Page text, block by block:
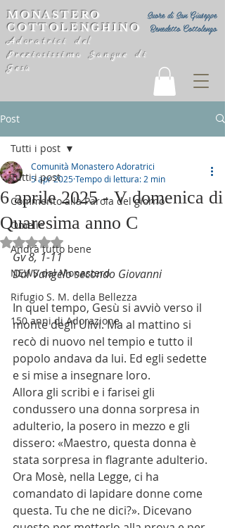
Suore di San Giuseppe
Benedetto Cottolengo
MONASTERO
COTTOLENGHINO
Adoratrici del
Preziosissimo Sangue di
Gesù
Post
Tutti i post
Commento alla Parola del giorno
Omelie
Andrà tutto bene
NEWS dal Monastero
Rifugio S. M. della Bellezza
150 anni di Adorazione
Tutti i post
6 aprile 2025 - V domenica di
Quaresima anno C
Comunità Monastero Adoratrici
5 apr 2025Tempo di lettura: 2 min
Valutazione NaN stelle su 5.
Gv 8, 1-11
Dal Vangelo secondo Giovanni
In quel tempo, Gesù si avviò verso il
monte degli Ulivi. Ma al mattino si
recò di nuovo nel tempio e tutto il
popolo andava da lui. Ed egli sedette
e si mise a insegnare loro.
Allora gli scribi e i farisei gli
condussero una donna sorpresa in
adulterio, la posero in mezzo e gli
dissero: «Maestro, questa donna è
stata sorpresa in flagrante adulterio.
Ora Mosè, nella Legge, ci ha
comandato di lapidare donne come
questa. Tu che ne dici?». Dicevano